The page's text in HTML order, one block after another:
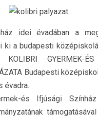
idei évadában a
ki a budapesti
GYERMEK-ÉS
Budapesti
évadra.
és Ifjúsági